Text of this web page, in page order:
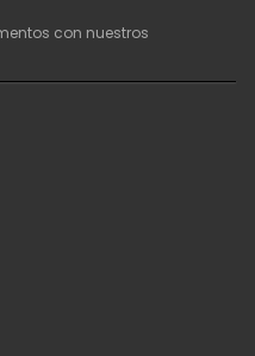
con nuestros